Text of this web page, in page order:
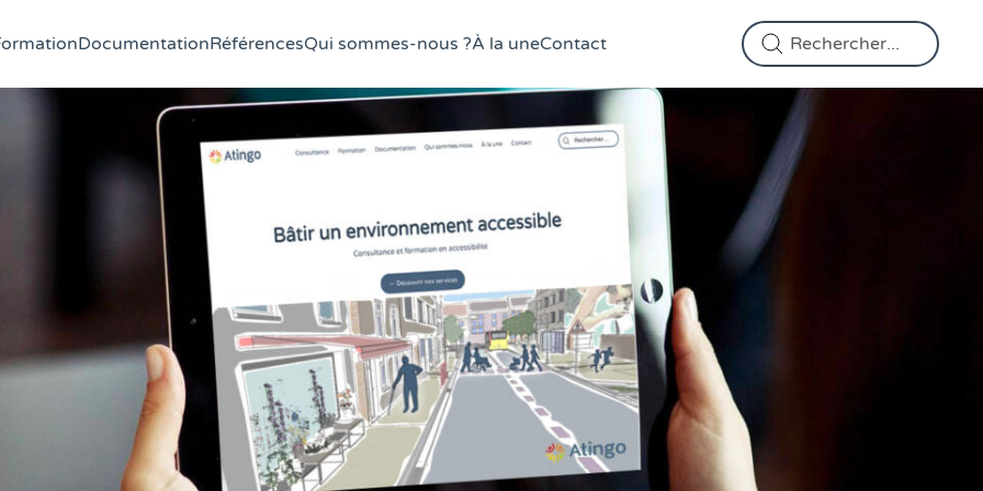
DocumentationRéférencesQui sommes-nous ?À la uneContact Effectuer une recherche